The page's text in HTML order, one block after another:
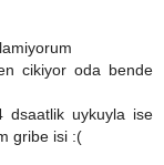
cikiyor oda bende
dsaatlik uykuyla ise
gribe isi :(